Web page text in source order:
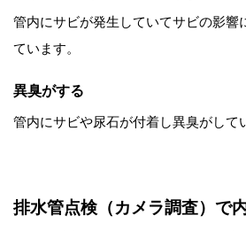
管内にサビが発生していてサビの影響
ています。
異臭がする
管内にサビや尿石が付着し異臭がして
排水管点検（カメラ調査）で